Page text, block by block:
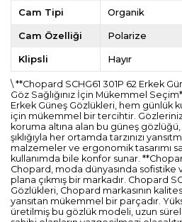
Cam Tipi Organik
Cam Özelliği Polarize
Klipsli Hayır
\ **Chopard SCHG61 301P 62 Erkek
Göz Sağlığınız İçin Mükemmel
Erkek Güneş Gözlükleri, hem günlük
için mükemmel bir tercihtir. Gözlerinizi
koruma altına alan bu güneş
şıklığıyla her ortamda tarzınızı
malzemeler ve ergonomik tasarımı
kullanımda bile konfor sunar.
Chopard, moda dünyasında sofistike
plana çıkmış bir markadır. Chopard
Gözlükleri, Chopard markasının
yansıtan mükemmel bir parçadır.
üretilmiş bu gözlük modeli, uzun